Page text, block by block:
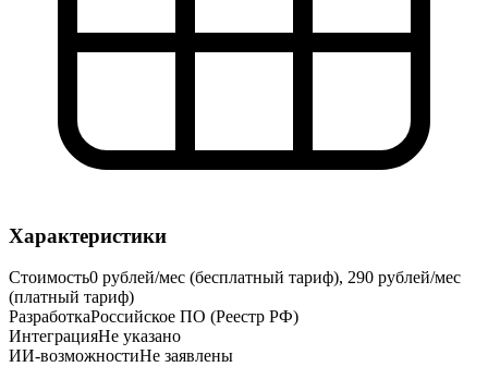
Характеристики
Стоимость0 рублей/мес (бесплатный тариф), 290 рублей/мес
(платный тариф)
РазработкаРоссийское ПО (Реестр РФ)
ИнтеграцияНе указано
ИИ-возможностиНе заявлены